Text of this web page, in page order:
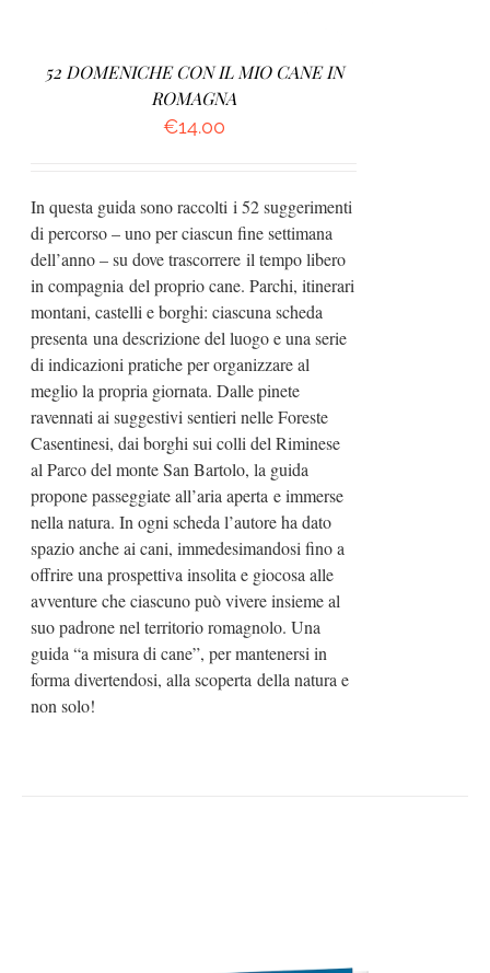
52 DOMENICHE CON IL MIO CANE IN
ROMAGNA
€14.00
In questa guida sono raccolti i 52 suggerimenti
di percorso – uno per ciascun fine settimana
dell’anno – su dove trascorrere il tempo libero
in compagnia del proprio cane. Parchi, itinerari
montani, castelli e borghi: ciascuna scheda
presenta una descrizione del luogo e una serie
di indicazioni pratiche per organizzare al
meglio la propria giornata. Dalle pinete
ravennati ai suggestivi sentieri nelle Foreste
Casentinesi, dai borghi sui colli del Riminese
al Parco del monte San Bartolo, la guida
propone passeggiate all’aria aperta e immerse
nella natura. In ogni scheda l’autore ha dato
spazio anche ai cani, immedesimandosi fino a
offrire una prospettiva insolita e giocosa alle
avventure che ciascuno può vivere insieme al
suo padrone nel territorio romagnolo. Una
guida “a misura di cane”, per mantenersi in
forma divertendosi, alla scoperta della natura e
non solo!